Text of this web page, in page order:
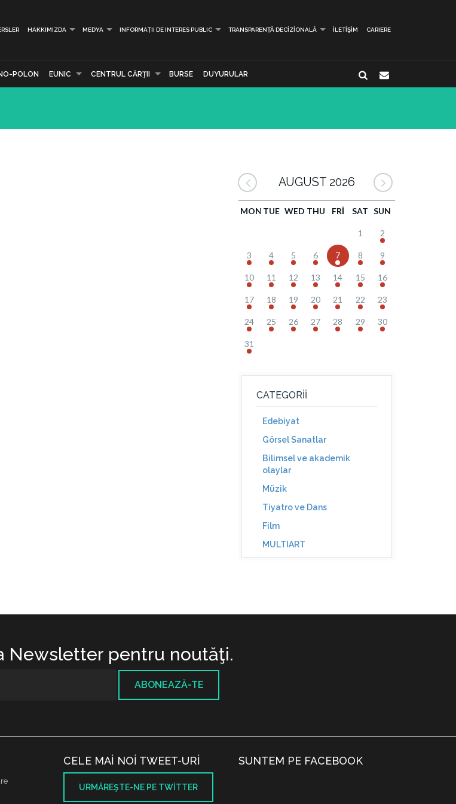
HAKKIMIZDA MEDYA INFORMAȚII DE INTERES PUBLIC TRANSPARENȚĂ DECIZIONALĂ İLETIŞIM CARIERE
POLON EUNIC CENTRUL CĂRŢII BURSE DUYURULAR
AUGUST 2026
MON TUE WED THU FRI SAT SUN
1 2
3 4 5 6 7 8 9
10 11 12 13 14 15 16
17 18 19 20 21 22 23
24 25 26 27 28 29 30
31
CATEGORII
Edebiyat
Görsel Sanatlar
Bilimsel ve akademik
olaylar
Müzik
Tiyatro ve Dans
Film
MULTIART
Newsletter pentru noutăţi.
ABONEAZĂ-TE
CELE MAI NOI TWEET-URI
URMĂREŞTE-NE PE TWITTER
SUNTEM PE FACEBOOK